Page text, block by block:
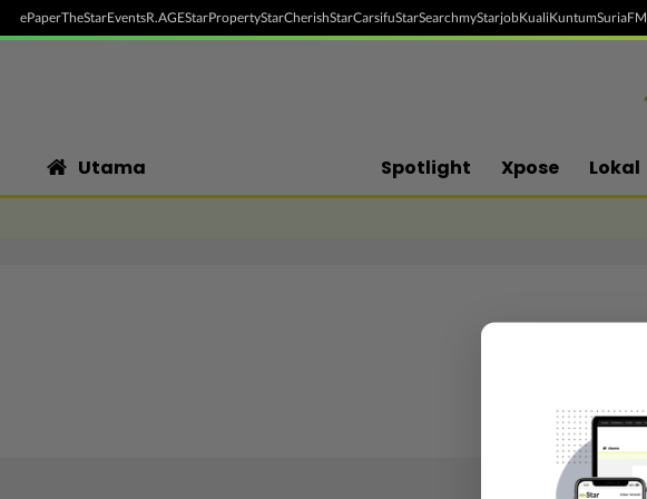
ePaperTheStarEventsR.AGEStarPropertyStarCherishStarCarsifuStarSearchmyStarjobKualiKuntumSuriaFM
Utama Spotlight Xpose Lokal